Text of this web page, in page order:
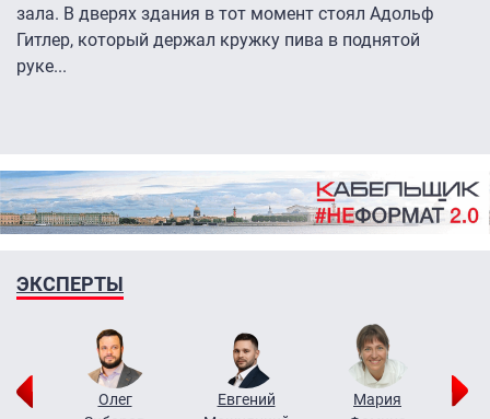
зала. В дверях здания в тот момент стоял Адольф
Гитлер, который держал кружку пива в поднятой
руке...
ЭКСПЕРТЫ
Олег
Евгений
Мария